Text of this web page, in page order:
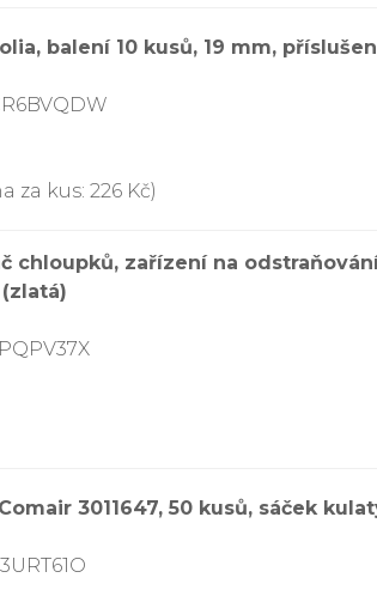
balení 10 kusů, 19 mm,
za kus: 226 Kč)
chloupků, zařízení na
3011647, 50 kusů, sáček